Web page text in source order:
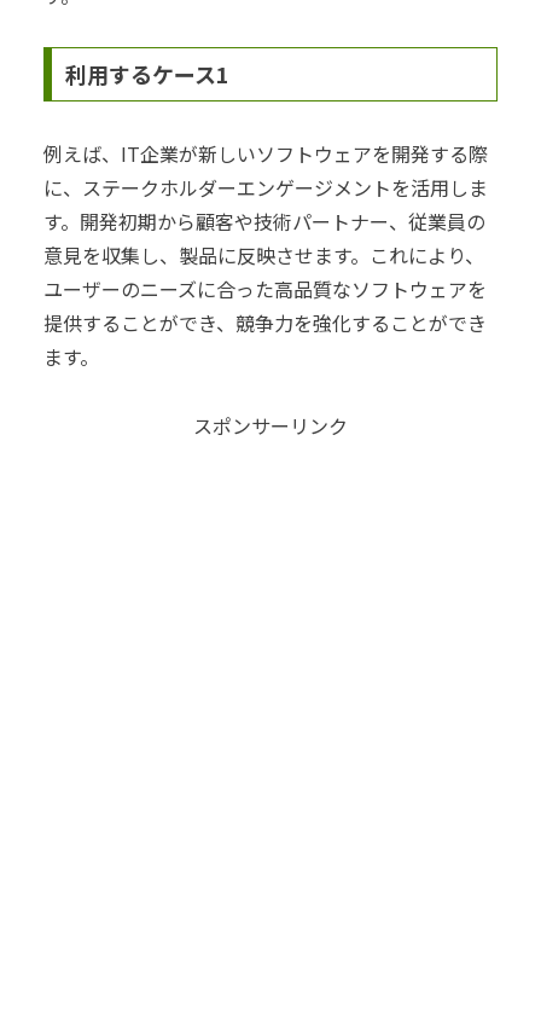
利用するケース1
例えば、IT企業が新しいソフトウェアを開発する際
に、ステークホルダーエンゲージメントを活用しま
す。開発初期から顧客や技術パートナー、従業員の
意見を収集し、製品に反映させます。これにより、
ユーザーのニーズに合った高品質なソフトウェアを
提供することができ、競争力を強化することができ
ます。
スポンサーリンク